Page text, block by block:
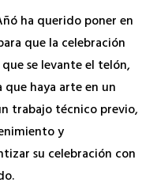
ha querido poner en
que la celebración
se levante el telón,
haya arte en un
trabajo técnico previo,
y
su celebración con